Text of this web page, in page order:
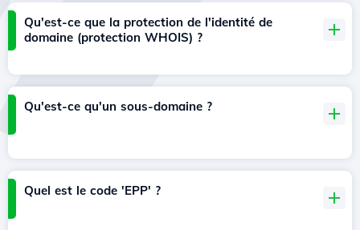
Qu'est-ce que la protection de l'identité de
domaine (protection WHOIS) ?
Qu'est-ce qu'un sous-domaine ?
Quel est le code 'EPP' ?